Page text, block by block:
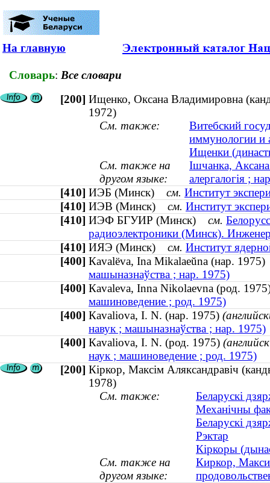
На главную
Словарь: Все словари
[200] Ищенко, Оксана Владимировна
1972)
См. также:
Витебский
иммунологии и
Ищенки
См. также на
другом языке:
Ішчанка,
алергалогія ;
[410] ИЭБ (Минск) см. Институт
[410] ИЭВ (Минск) см. Институт
[410] ИЭФ БГУИР (Минск) см.
радиоэлектроники (Минск).
[410] ИЯЭ (Минск) см. Институт
[400] Кavalëva, Ina Mikalaeŭna (нар.
машыназнаўства ; нар. 1975)
[400] Кavaleva, Inna Nikolaevna (род.
машиноведение ; род. 1975)
[400] Кavaliova, I. N. (нар. 1975)
навук ; машыназнаўства ; нар. 1975)
[400] Кavaliova, I. N. (род. 1975)
наук ; машиноведение ; род. 1975)
[200] Кiркор, Максiм Аляксандравiч
1978)
См. также:
Беларускі
Механічны
Беларускі
Рэктар
Кіркоры
См. также на
другом языке:
Киркор,